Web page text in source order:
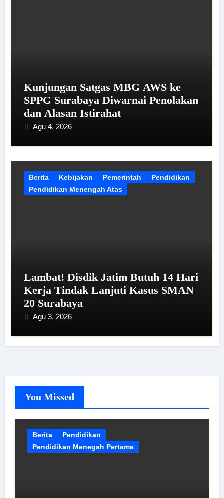
Kunjungan Satgas MBG AWS ke
SPPG Surabaya Diwarnai Penolakan
dan Alasan Istirahat
Agu 4, 2026
Berita Kebijakan Pemerintah
Pendidikan
Pendidikan Menengah Atas
Lambat! Disdik Jatim Butuh 14 Hari
Kerja Tindak Lanjuti Kasus SMAN
20 Surabaya
Agu 3, 2026
You Missed
Berita
Pendidikan
Pendidikan Menegah Pertama